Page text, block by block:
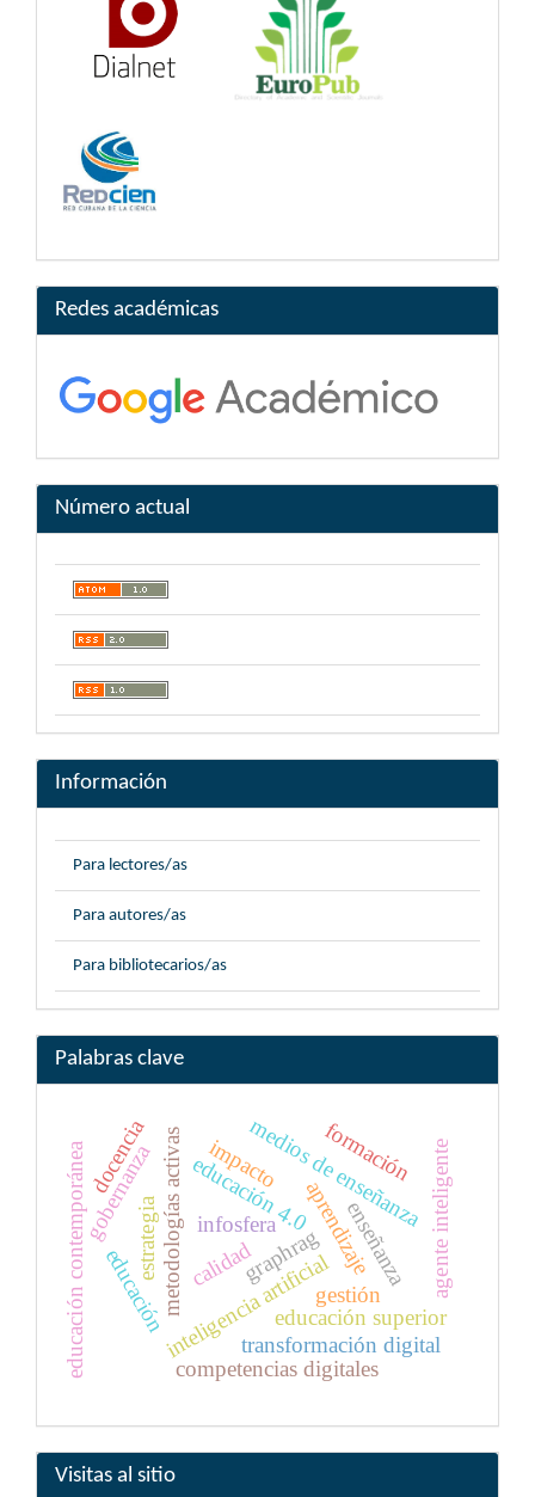
Redes académicas
Número actual
Información
Para lectores/as
Para autores/as
Para bibliotecarios/as
Palabras clave
aprendizaje
inteligencia artificial
medios de enseñanza
metodologías activas agente inteligente
educación graphrag
educación superior
educación 4.0
transformación digital
calidad
gobernanza
educación contemporánea infosfera
estrategia
competencias digitales
enseñanza
impacto
docencia formación
gestión
Visitas al sitio